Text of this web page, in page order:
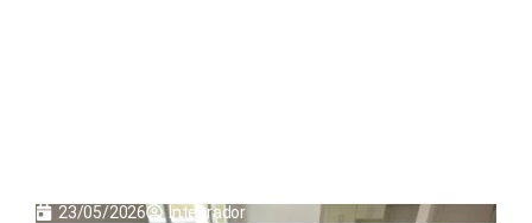
23/05/2026 Integrador